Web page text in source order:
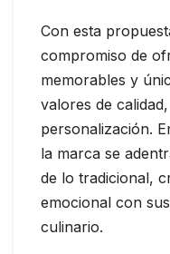
Con esta
compromiso de
memorables y
valores de
personalización.
la marca se
de lo tradicional,
emocional con
culinario.